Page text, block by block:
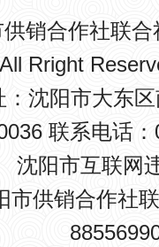
供销合作社联
Rright
：沈阳市大东
联系电话
沈阳市互联网
市供销合作社